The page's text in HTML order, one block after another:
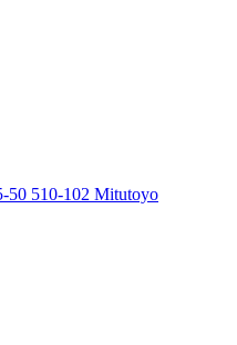
510-102 Mitutoyo